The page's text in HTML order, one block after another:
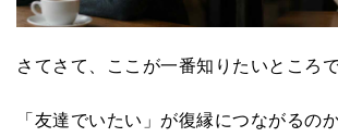
さてさて、ここが一番知りたいところで
「友達でいたい」が復縁につながるの